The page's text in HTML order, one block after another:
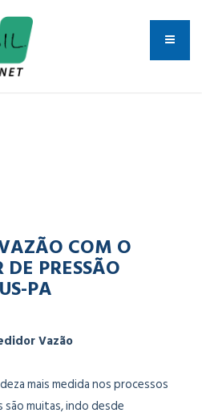
COM O
PRESSÃO
PA
mais medida nos processos
são muitas, indo desde